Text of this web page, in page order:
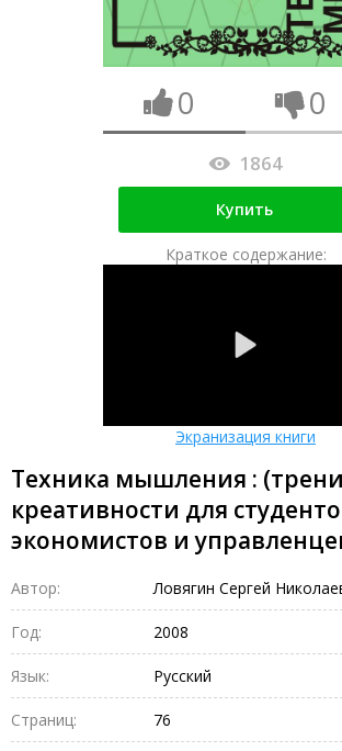
0 0
1864
Купить
Краткое содержание:
Экранизация книги
Техника мышления :
креативности для
экономистов и
Автор: Ловягин Сергей
Год: 2008
Язык: Русский
Страниц: 76